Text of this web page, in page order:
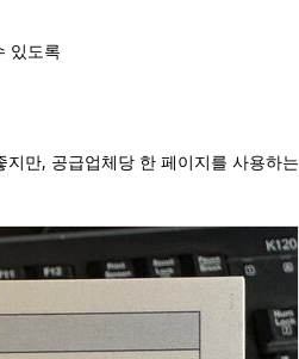
있도록
만, 공급업체당 한 페이지를 사용하는